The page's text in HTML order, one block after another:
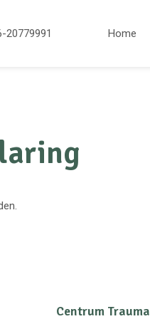
20779991 Home
Centrum